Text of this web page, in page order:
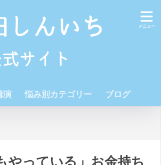
演 悩み別カテゴリー ブログ
やっている」お金持ち